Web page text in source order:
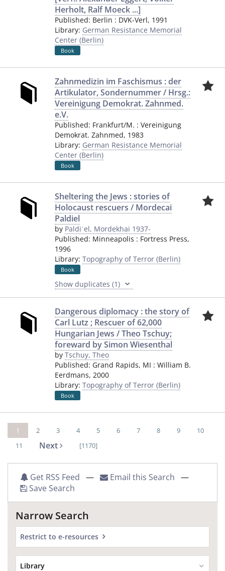
Herholt, Ralf Moeck ...]
Published: Berlin : DVK-Verl, 1991
Library: German Resistance Memorial
Center (Berlin)
Book
Zahnmedizin im Faschismus : der
Artikulator, Sondernummer / Hrsg.:
Vereinigung Demokrat. Zahnmed.
e.V.
Published: Frankfurt/M. : Vereinigung
Demokrat. Zahnmed, 1983
Library: German Resistance Memorial
Center (Berlin)
Book
Sheltering the Jews : stories of
Holocaust rescuers / Mordecai
Paldiel
by Paldiʾel, Mordekhai 1937-
Published: Minneapolis : Fortress Press,
1996
Library: Topography of Terror (Berlin)
Book
Show duplicates (1)
Dangerous diplomacy : the story of
Carl Lutz ; Rescuer of 62,000
Hungarian Jews / Theo Tschuy;
foreward by Simon Wiesenthal
by Tschuy, Theo
Published: Grand Rapids, MI : William B.
Eerdmans, 2000
Library: Topography of Terror (Berlin)
Book
1 2 3 4 5 6 7 8 9
10
11
Next [1170]
Get RSS Feed — Email this Search —
Save Search
Narrow Search
Restrict to e-resources
Library